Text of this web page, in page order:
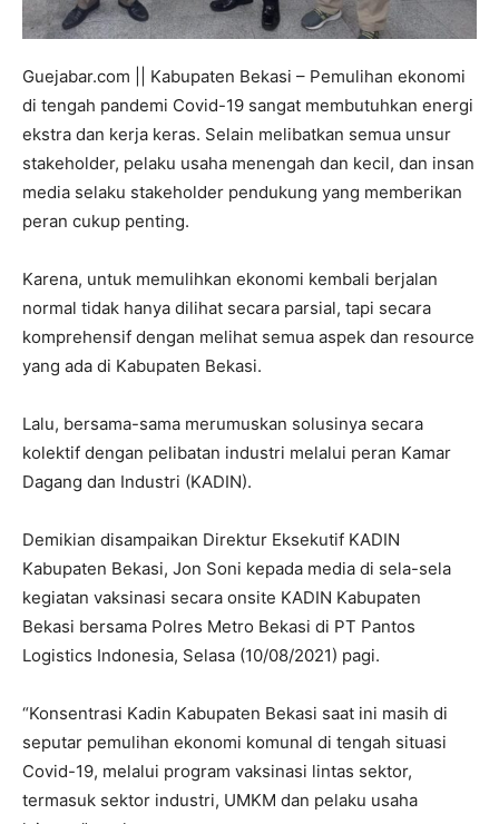
Guejabar.com || Kabupaten Bekasi – Pemulihan ekonomi
di tengah pandemi Covid-19 sangat membutuhkan energi
ekstra dan kerja keras. Selain melibatkan semua unsur
stakeholder, pelaku usaha menengah dan kecil, dan insan
media selaku stakeholder pendukung yang memberikan
peran cukup penting.
Karena, untuk memulihkan ekonomi kembali berjalan
normal tidak hanya dilihat secara parsial, tapi secara
komprehensif dengan melihat semua aspek dan resource
yang ada di Kabupaten Bekasi.
Lalu, bersama-sama merumuskan solusinya secara
kolektif dengan pelibatan industri melalui peran Kamar
Dagang dan Industri (KADIN).
Demikian disampaikan Direktur Eksekutif KADIN
Kabupaten Bekasi, Jon Soni kepada media di sela-sela
kegiatan vaksinasi secara onsite KADIN Kabupaten
Bekasi bersama Polres Metro Bekasi di PT Pantos
Logistics Indonesia, Selasa (10/08/2021) pagi.
“Konsentrasi Kadin Kabupaten Bekasi saat ini masih di
seputar pemulihan ekonomi komunal di tengah situasi
Covid-19, melalui program vaksinasi lintas sektor,
termasuk sektor industri, UMKM dan pelaku usaha